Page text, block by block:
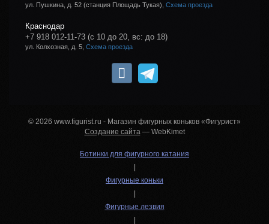
ул. Пушкина, д. 52 (станция Площадь Тукая), Схема проезда
Краснодар
+7 918 012-11-73 (с 10 до 20, вс: до 18)
ул. Колхозная, д. 5, Схема проезда
© 2026 www.figurist.ru - Магазин фигурных коньков «Фигурист»
Создание сайта — WebKimet
Ботинки для фигурного катания
|
Фигурные коньки
|
Фигурные лезвия
|